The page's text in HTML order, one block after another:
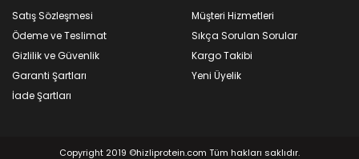
Satış Sözleşmesi
Ödeme ve Teslimat
Gizlilik ve Güvenlik
Garanti Şartları
İade Şartları
Müşteri Hizmetleri
Sıkça Sorulan Sorular
Kargo Takibi
Yeni Üyelik
Copyright 2019 ©hizliprotein.com Tüm hakları saklıdır.